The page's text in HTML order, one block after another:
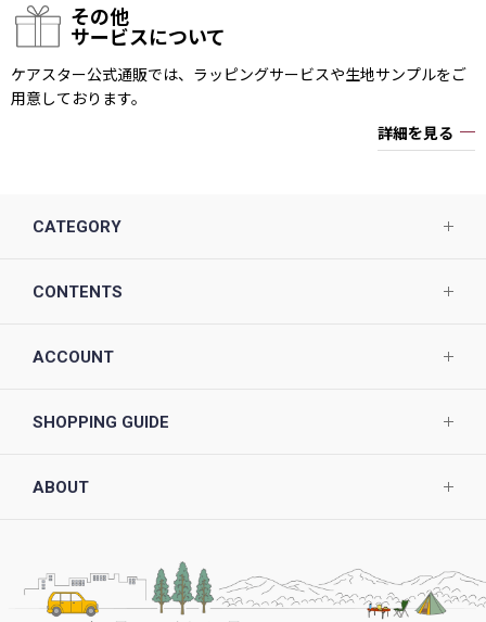
その他
サービスについて
ケアスター公式通販では、ラッピングサービスや生地サンプルをご
用意しております。
詳細を見る
CATEGORY
CONTENTS
ACCOUNT
SHOPPING GUIDE
ABOUT